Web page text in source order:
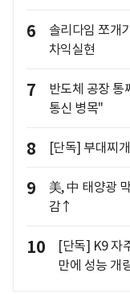
6
솔리다임 쪼개
차익실현
7
반도체 공장
통신 병목"
8 [단독] 부대찌
9
美, 中 태양광
감↑
10
[단독] K9 자
만에 성능 개